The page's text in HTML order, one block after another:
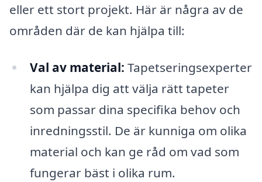
eller ett stort projekt. Här är några av de
områden där de kan hjälpa till:
Val av material: Tapetseringsexperter
kan hjälpa dig att välja rätt tapeter
som passar dina specifika behov och
inredningsstil. De är kunniga om olika
material och kan ge råd om vad som
fungerar bäst i olika rum.